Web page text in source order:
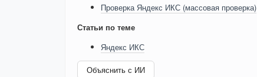
Проверка Яндекс ИКС (массовая проверка)
Статьи по теме
Яндекс ИКС
Объяснить с ИИ